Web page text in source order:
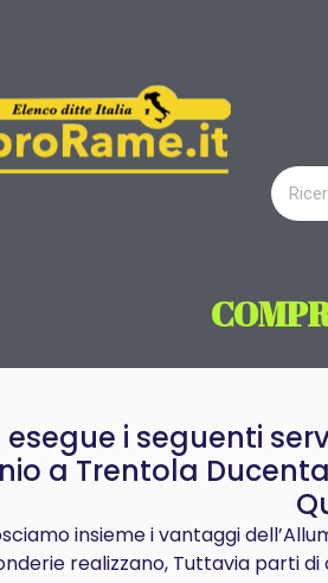
esegue i seguenti
a Trentola
insieme i vantaggi
realizzano, Tuttavia parti